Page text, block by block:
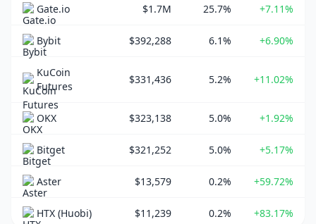
Gate.io $1.7M 25.7% +7.11%
Bybit $392,288 6.1% +6.90%
KuCoin
Futures
$331,436 5.2% +11.02%
OKX $323,138 5.0% +1.92%
Bitget $321,252 5.0% +5.17%
Aster $13,579 0.2% +59.72%
HTX (Huobi) $11,239 0.2% +83.17%